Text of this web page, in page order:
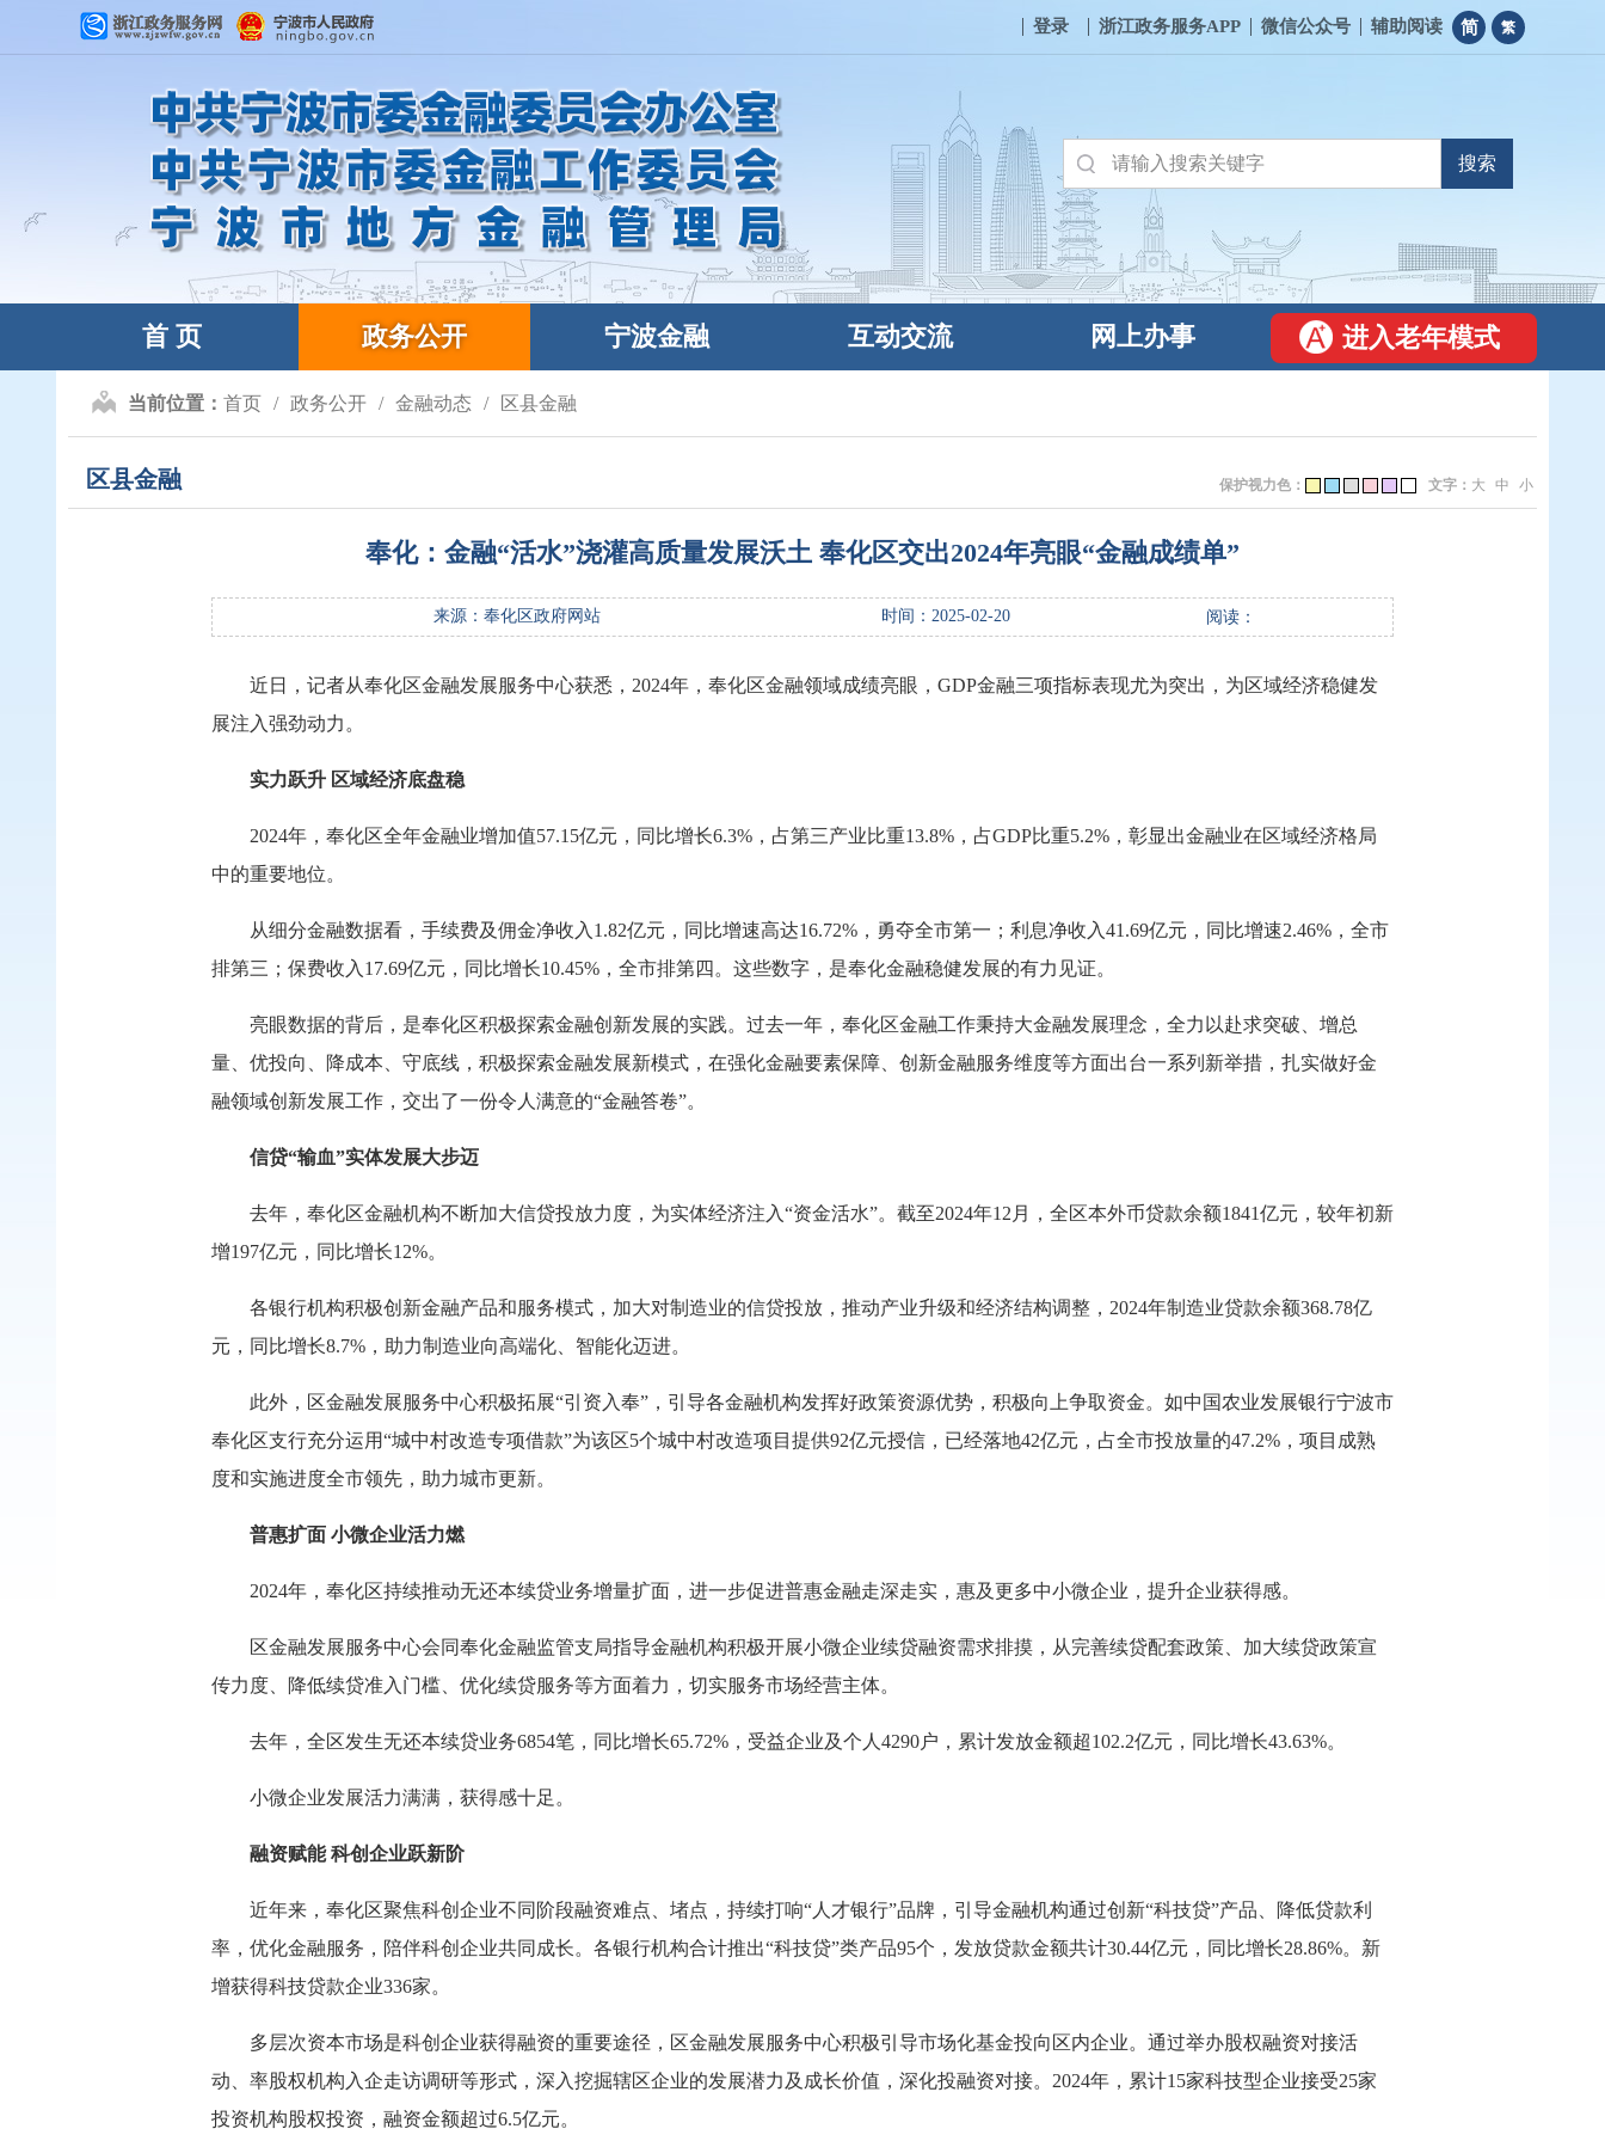
登录 浙江政务服务APP 微信公众号 辅助阅读 简 繁
首 页 政务公开 宁波金融 互动交流 网上办事 进入老年模式
当前位置： 首页 政务公开 金融动态 区县金融
区县金融 文字： 大 中 小
保护视力色：
奉化：金融“活水”浇灌高质量发展沃土 奉化区交出2024年亮眼“金融成绩单”
来源：奉化区政府网站 时间：2025-02-20 阅读：
近日，记者从奉化区金融发展服务中心获悉，2024年，奉化区金融领域成绩亮眼，GDP金融三项指标表现尤为突出，为区域经济稳健发
展注入强劲动力。
实力跃升 区域经济底盘稳
2024年，奉化区全年金融业增加值57.15亿元，同比增长6.3%，占第三产业比重13.8%，占GDP比重5.2%，彰显出金融业在区域经济格局
中的重要地位。
从细分金融数据看，手续费及佣金净收入1.82亿元，同比增速高达16.72%，勇夺全市第一；利息净收入41.69亿元，同比增速2.46%，全市
排第三；保费收入17.69亿元，同比增长10.45%，全市排第四。这些数字，是奉化金融稳健发展的有力见证。
亮眼数据的背后，是奉化区积极探索金融创新发展的实践。过去一年，奉化区金融工作秉持大金融发展理念，全力以赴求突破、增总
量、优投向、降成本、守底线，积极探索金融发展新模式，在强化金融要素保障、创新金融服务维度等方面出台一系列新举措，扎实做好金
融领域创新发展工作，交出了一份令人满意的“金融答卷”。
信贷“输血”实体发展大步迈
去年，奉化区金融机构不断加大信贷投放力度，为实体经济注入“资金活水”。截至2024年12月，全区本外币贷款余额1841亿元，较年初新
增197亿元，同比增长12%。
各银行机构积极创新金融产品和服务模式，加大对制造业的信贷投放，推动产业升级和经济结构调整，2024年制造业贷款余额368.78亿
元，同比增长8.7%，助力制造业向高端化、智能化迈进。
此外，区金融发展服务中心积极拓展“引资入奉”，引导各金融机构发挥好政策资源优势，积极向上争取资金。如中国农业发展银行宁波市
奉化区支行充分运用“城中村改造专项借款”为该区5个城中村改造项目提供92亿元授信，已经落地42亿元，占全市投放量的47.2%，项目成熟
度和实施进度全市领先，助力城市更新。
普惠扩面 小微企业活力燃
2024年，奉化区持续推动无还本续贷业务增量扩面，进一步促进普惠金融走深走实，惠及更多中小微企业，提升企业获得感。
区金融发展服务中心会同奉化金融监管支局指导金融机构积极开展小微企业续贷融资需求排摸，从完善续贷配套政策、加大续贷政策宣
传力度、降低续贷准入门槛、优化续贷服务等方面着力，切实服务市场经营主体。
去年，全区发生无还本续贷业务6854笔，同比增长65.72%，受益企业及个人4290户，累计发放金额超102.2亿元，同比增长43.63%。
小微企业发展活力满满，获得感十足。
融资赋能科创企业跃新阶
近年来，奉化区聚焦科创企业不同阶段融资难点、堵点，持续打响“人才银行”品牌，引导金融机构通过创新“科技贷”产品、降低贷款利
率，优化金融服务，陪伴科创企业共同成长。各银行机构合计推出“科技贷”类产品95个，发放贷款金额共计30.44亿元，同比增长28.86%。新
增获得科技贷款企业336家。
多层次资本市场是科创企业获得融资的重要途径，区金融发展服务中心积极引导市场化基金投向区内企业。通过举办股权融资对接活
动、率股权机构入企走访调研等形式，深入挖掘辖区企业的发展潜力及成长价值，深化投融资对接。2024年，累计15家科技型企业接受25家
投资机构股权投资，融资金额超过6.5亿元。